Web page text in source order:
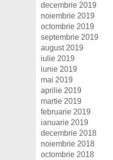
decembrie 2019
noiembrie 2019
octombrie 2019
septembrie 2019
august 2019
iulie 2019
iunie 2019
mai 2019
aprilie 2019
martie 2019
februarie 2019
ianuarie 2019
decembrie 2018
noiembrie 2018
octombrie 2018